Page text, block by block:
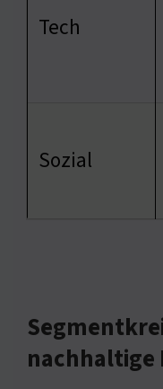
Tech
Sozial